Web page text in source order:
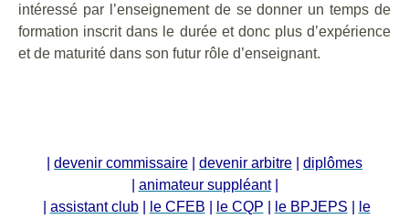
intéressé par l’enseignement de se donner un temps de
formation inscrit dans le durée et donc plus d’expérience
et de maturité dans son futur rôle d’enseignant.
devenir commissaire devenir arbitre
diplômes
animateur suppléant|
assistant club le CFEB le CQP le BPJEPS
le